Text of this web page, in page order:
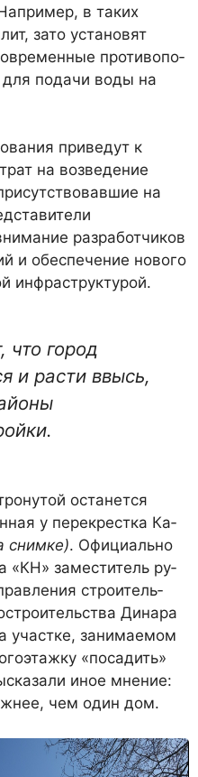
в таких
зато установят
противопо­
подачи воды на
приведут к
на возведение
на
разработчиков
и обеспечение нового
инфраструктурой.
что город
и расти ввысь,
останется
у перекрестка Ка­
снимке). Официально
«КН» заместитель ру­
строитель­
Динара
участке, занимаемом
«посадить»
иное мнение:
чем один дом.